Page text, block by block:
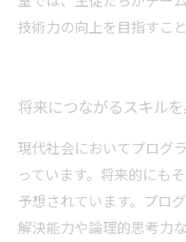
技術力の向上を目指すこ
将来につながるスキル
現代社会においてプログ
っています。将来的にも
予想されています。プロ
解決能力や論理的思考力